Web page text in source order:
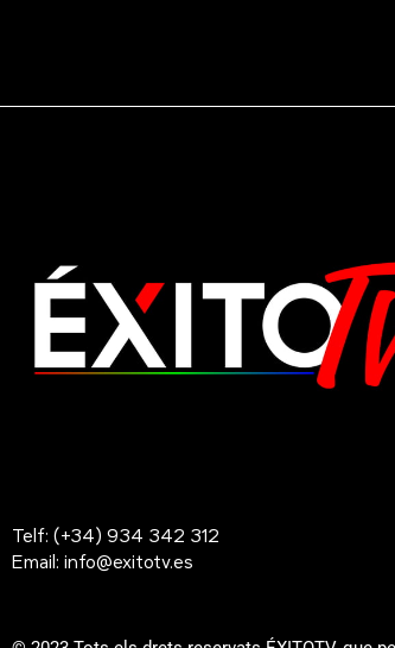
Telf: (+34) 934 342 312
Email: info@exitotv.es